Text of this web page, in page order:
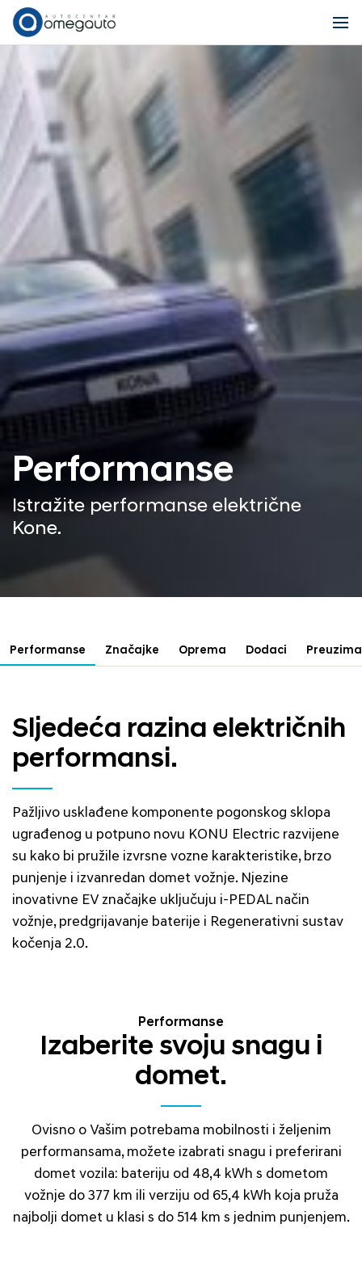
Performanse
Istražite performanse električne
Kone.
Performanse Značajke Oprema Dodaci
Sljedeća razina električnih
performansi.
Pažljivo usklađene komponente pogonskog sklopa
ugrađenog u potpuno novu KONU Electric razvijene
su kako bi pružile izvrsne vozne karakteristike, brzo
punjenje i izvanredan domet vožnje. Njezine
inovativne EV značajke uključuju i-PEDAL način
vožnje, predgrijavanje baterije i Regenerativni sustav
kočenja 2.0.
Performanse
Izaberite svoju snagu i
domet.
Ovisno o Vašim potrebama mobilnosti i željenim
performansama, možete izabrati snagu i preferirani
domet vozila: bateriju od 48,4 kWh s dometom
vožnje do 377 km ili verziju od 65,4 kWh koja pruža
najbolji domet u klasi s do 514 km s jednim punjenjem.